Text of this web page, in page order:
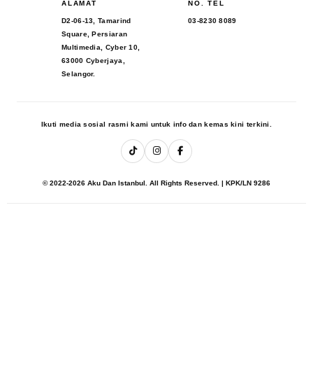
ALAMAT
D2-06-13, Tamarind
Square, Persiaran
Multimedia, Cyber 10,
63000 Cyberjaya,
Selangor.
NO. TEL
03-8230 8089
Ikuti media sosial rasmi kami untuk info dan kemas kini terkini.
© 2022-2026 Aku Dan Istanbul. All Rights Reserved. | KPK/LN 9286